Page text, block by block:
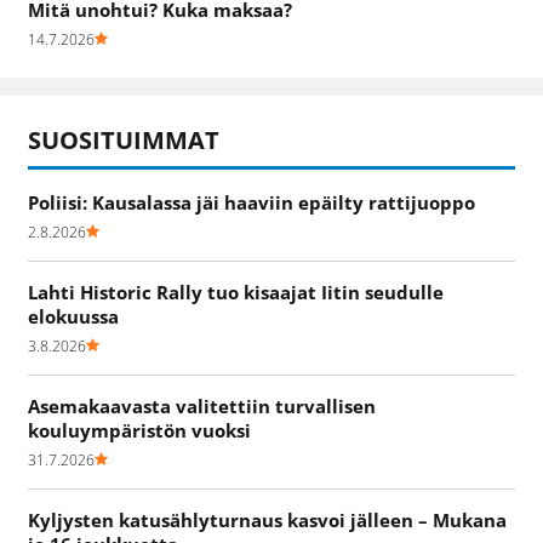
Mitä unohtui? Kuka maksaa?
14.7.2026
SUOSITUIMMAT
Poliisi: Kausalassa jäi haaviin epäilty rattijuoppo
2.8.2026
Lahti Historic Rally tuo kisaajat Iitin seudulle
elokuussa
3.8.2026
Asemakaavasta valitettiin turvallisen
kouluympäristön vuoksi
31.7.2026
Kyljysten katusählyturnaus kasvoi jälleen – Mukana